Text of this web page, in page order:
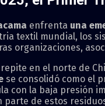
enfrenta una
textil mundial, los
organizaciones,
repite en el norte de
se consolidó como el
con la baja presión
parte de estos